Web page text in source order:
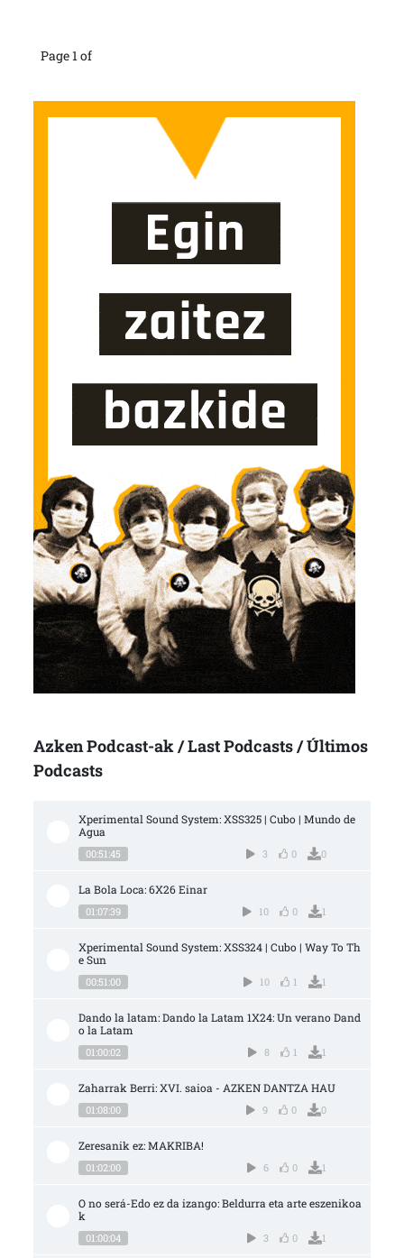
Page 1 of
Azken Podcast-ak / Last Podcasts / Últimos
Podcasts
Xperimental Sound System: XSS325 | Cubo | Mundo de
Agua
00:51:45 3 0 0
La Bola Loca: 6X26 Einar
01:07:39 10 0 1
Xperimental Sound System: XSS324 | Cubo | Way To Th
e Sun
00:51:00 10 1 1
Dando la latam: Dando la Latam 1X24: Un verano Dand
o la Latam
01:00:02 8 1 1
Zaharrak Berri: XVI. saioa - AZKEN DANTZA HAU
01:08:00 9 0 0
Zeresanik ez: MAKRIBA!
01:02:00 6 0 1
O no será-Edo ez da izango: Beldurra eta arte eszenikoa
k
01:00:04 3 0 1